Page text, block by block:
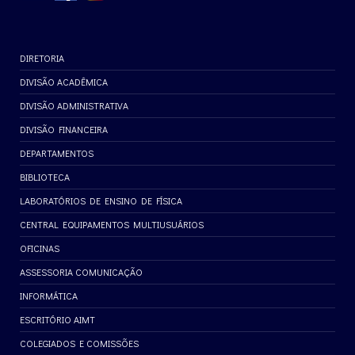
DIRETORIA
DIVISÃO ACADÊMICA
DIVISÃO ADMINISTRATIVA
DIVISÃO FINANCEIRA
DEPARTAMENTOS
BIBLIOTECA
LABORATÓRIOS DE ENSINO DE FÍSICA
CENTRAL EQUIPAMENTOS MULTIUSUÁRIOS
OFICINAS
ASSESSORIA COMUNICAÇÃO
INFORMÁTICA
ESCRITÓRIO AIMT
COLEGIADOS E COMISSÕES